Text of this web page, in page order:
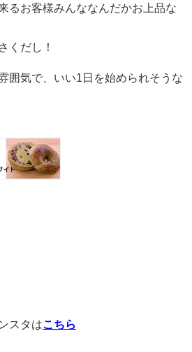
るお客様みんななんだかお上品な
くだし！
囲気で、いい1日を始められそうな
スタはこちら